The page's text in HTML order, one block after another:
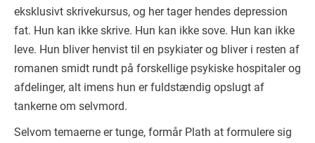
eksklusivt skrivekursus, og her tager hendes depression
fat. Hun kan ikke skrive. Hun kan ikke sove. Hun kan ikke
leve. Hun bliver henvist til en psykiater og bliver i resten af
romanen smidt rundt på forskellige psykiske hospitaler og
afdelinger, alt imens hun er fuldstændig opslugt af
tankerne om selvmord.
Selvom temaerne er tunge, formår Plath at formulere sig